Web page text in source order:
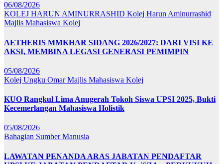
06/08/2026
KOLEJ HARUN AMINURRASHID Kolej Harun Aminurrashid
Majlis Mahasiswa Kolej
AETHERIS MMKHAR SIDANG 2026/2027: DARI VISI KE
AKSI, MEMBINA LEGASI GENERASI PEMIMPIN
05/08/2026
Kolej Ungku OmarMajlis Mahasiswa Kolej
KUO Rangkul Lima Anugerah Tokoh Siswa UPSI 2025, Bukti
Kecemerlangan Mahasiswa Holistik
05/08/2026
Bahagian Sumber Manusia
LAWATAN PENANDA ARAS JABATAN PENDAFTAR